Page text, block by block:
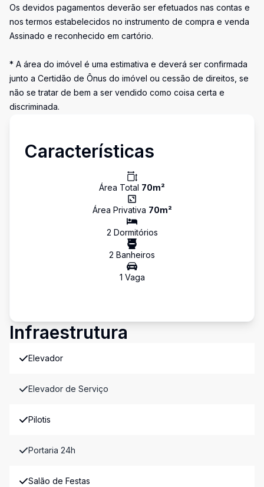
Os devidos pagamentos deverão ser efetuados nas contas e
nos termos estabelecidos no instrumento de compra e venda
Assinado e reconhecido em cartório.
* A área do imóvel é uma estimativa e deverá ser confirmada
junto a Certidão de Ônus do imóvel ou cessão de direitos, se
não se tratar de bem a ser vendido como coisa certa e
discriminada.
Características
Área Total 70m²
Área Privativa 70m²
2 Dormitórios
2 Banheiros
1 Vaga
Infraestrutura
Elevador
Elevador de Serviço
Pilotis
Portaria 24h
Salão de Festas